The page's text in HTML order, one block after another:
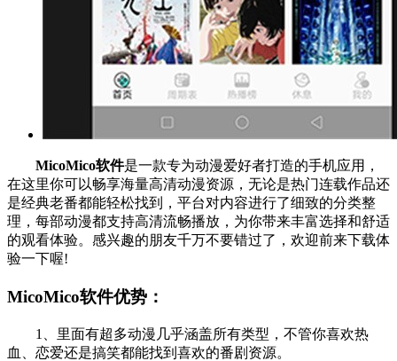
MicoMico软件是一款专为动漫爱好者打造的手机应用，
在这里你可以畅享海量高清动漫资源，无论是热门连载作品还
是经典老番都能轻松找到，平台对内容进行了细致的分类整
理，每部动漫都支持高清流畅播放，为你带来丰富选择和舒适
的观看体验。感兴趣的朋友千万不要错过了，欢迎前来下载体
验一下喔!
MicoMico软件优势：
1、里面有超多动漫几乎涵盖所有类型，不管你喜欢热
血、恋爱还是搞笑都能找到喜欢的番剧资源。